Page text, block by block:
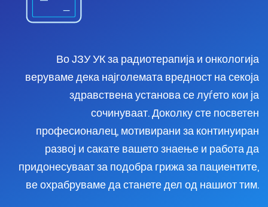
Во ЈЗУ УК за радиотерапија и онкологија
веруваме дека најголемата вредност на секоја
здравствена установа се луѓето кои ја
сочинуваат. Доколку сте посветен
професионалец, мотивирани за континуиран
развој и сакате вашето знаење и работа да
придонесуваат за подобра грижа за пациентите,
ве охрабруваме да станете дел од нашиот тим.